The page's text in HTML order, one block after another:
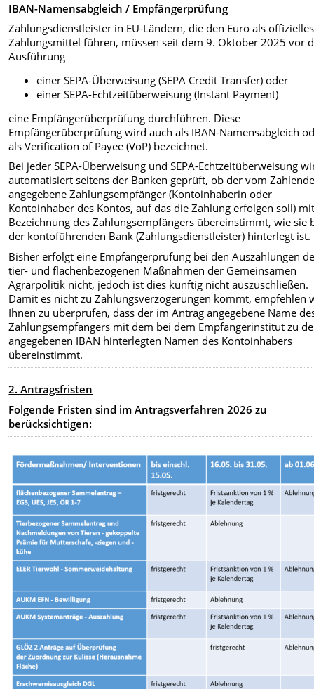
IBAN-Namensabgleich / Empfängerprüfung
Zahlungsdienstleister in EU-Ländern, die den Euro als offizielles
Zahlungsmittel führen, müssen seit dem 9. Oktober 2025 vor
Ausführung
einer SEPA-Überweisung (SEPA Credit Transfer) oder
einer SEPA-Echtzeitüberweisung (Instant Payment)
eine Empfängerüberprüfung durchführen. Diese
Empfängerüberprüfung wird auch als IBAN-Namensabgleich
als Verification of Payee (VoP) bezeichnet.
Bei jeder SEPA-Überweisung und SEPA-Echtzeitüberweisung
automatisiert seitens der Banken geprüft, ob der vom
angegebene Zahlungsempfänger (Kontoinhaberin oder
Kontoinhaber des Kontos, auf das die Zahlung erfolgen soll)
Bezeichnung des Zahlungsempfängers übereinstimmt, wie sie
der kontoführenden Bank (Zahlungsdienstleister) hinterlegt ist.
Bisher erfolgt eine Empfängerprüfung bei den Auszahlungen
tier- und flächenbezogenen Maßnahmen der Gemeinsamen
Agrarpolitik nicht, jedoch ist dies künftig nicht auszuschließen.
Damit es nicht zu Zahlungsverzögerungen kommt, empfehlen
Ihnen zu überprüfen, dass der im Antrag angegebene Name
Zahlungsempfängers mit dem bei dem Empfängerinstitut zu
angegebenen IBAN hinterlegten Namen des Kontoinhabers
übereinstimmt.
2. Antragsfristen
Folgende Fristen sind im Antragsverfahren 2026 zu
berücksichtigen: